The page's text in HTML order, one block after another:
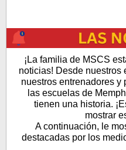
¡La familia de MSCS
noticias! Desde nuestros
nuestros entrenadores y
las escuelas de
tienen una historia.
mostrar
A continuación, le
destacadas por los